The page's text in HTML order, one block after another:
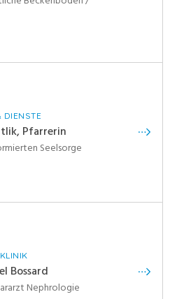
DIENSTE
Pfarrerin
Seelsorge
Bossard
Nephrologie